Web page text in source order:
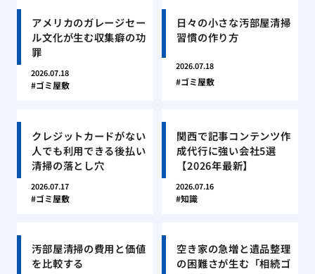
アメリカのガレージセー
ル文化が生む収集癖の功
罪
2026.07.18
ゴミ屋敷
日々の小さな汚部屋清掃
習慣の作り方
2026.07.18
ゴミ屋敷
クレジットカードがない
人でも利用できる後払い
清掃の落とし穴
2026.07.17
ゴミ屋敷
関西で記事コンテンツ作
成代行に強い会社5選
【2026年最新】
2026.07.16
知識
汚部屋清掃の費用と価値
を比較する
空き家の急増と遺品整理
の困難さが生む「相続ゴ